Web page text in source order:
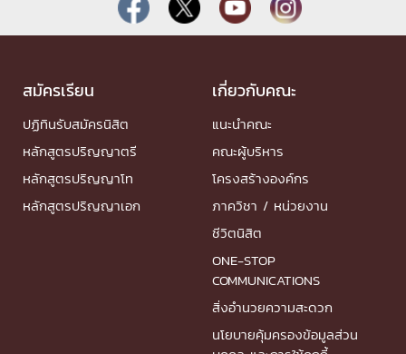
สมัครเรียน
ปฏิทินรับสมัครนิสิต
หลักสูตรปริญญาตรี
หลักสูตรปริญญาโท
หลักสูตรปริญญาเอก
เกี่ยวกับคณะ
แนะนำคณะ
คณะผู้บริหาร
โครงสร้างองค์กร
ภาควิชา / หน่วยงาน
ชีวิตนิสิต
ONE-STOP
COMMUNICATIONS
สิ่งอำนวยความสะดวก
นโยบายคุ้มครองข้อมูลส่วน